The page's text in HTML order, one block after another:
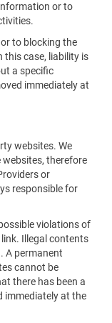
or to
to blocking the
this case, liability is
a specific
immediately at
websites. We
therefore
or
responsible for
violations of
Illegal contents
A permanent
cannot be
there has been a
immediately at the